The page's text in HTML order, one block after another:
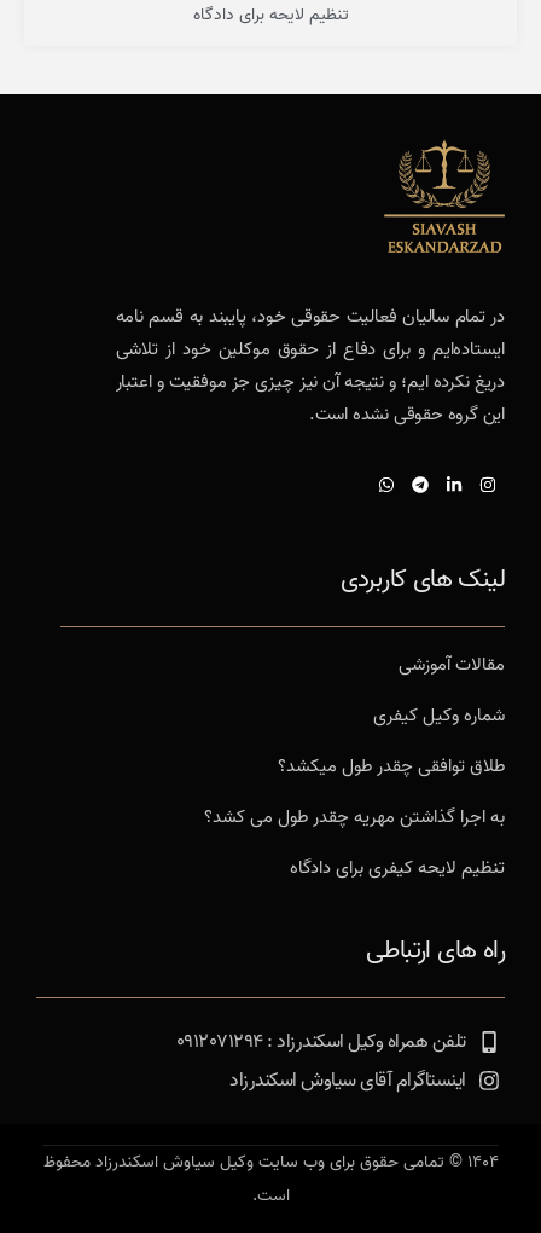
تنظیم لایحه برای دادگاه
در تمام سالیان فعالیت حقوقی خود، پایبند به قسم نامه
ایستاده‌ایم و برای دفاع از حقوق موکلین خود از تلاشی
دریغ نکرده ایم؛ و نتیجه آن نیز چیزی جز موفقیت و اعتبار
این گروه حقوقی نشده است.
لینک های کاربردی
مقالات آموزشی
شماره وکیل کیفری
طلاق توافقی چقدر طول میکشد؟
به اجرا گذاشتن مهریه چقدر طول می کشد؟
تنظیم لایحه کیفری برای دادگاه
راه های ارتباطی
تلفن همراه وکیل اسکندرزاد : 0912071294
اینستاگرام آقای سیاوش اسکندرزاد
1404 © تمامی حقوق برای وب سایت وکیل سیاوش اسکندرزاد محفوظ
است.